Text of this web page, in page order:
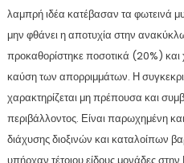
λαμπρή ιδέα κατέβασαν τα φωτεινά
μην φθάνει η αποτυχία στην
προκαθορίστηκε ποσοτικά (20%)
καύση των απορριμμάτων. Η
χαρακτηρίζεται μη πρέπουσα και
περιβάλλοντος. Είναι παρωχημένη
διάχυσης διοξινών και καταλοίπων